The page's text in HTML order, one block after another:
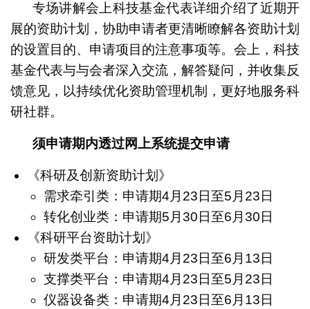
专场讲解会上科技基金代表详细介绍了近期开
展的资助计划，协助申请者更清晰瞭解各资助计划
的设置目的、申请项目的注意事项等。会上，科技
基金代表与与会者深入交流，解答疑问，并收集反
馈意见，以持续优化资助管理机制，更好地服务科
研社群。
须申请期内透过网上系统提交申请
《科研及创新资助计划》
需求牵引类：申请期4月23日至5月23日
转化创业类：申请期5月30日至6月30日
《科研平台资助计划》
研发类平台：申请期4月23日至6月13日
支撑类平台：申请期4月23日至5月23日
仪器设备类：申请期4月23日至6月13日